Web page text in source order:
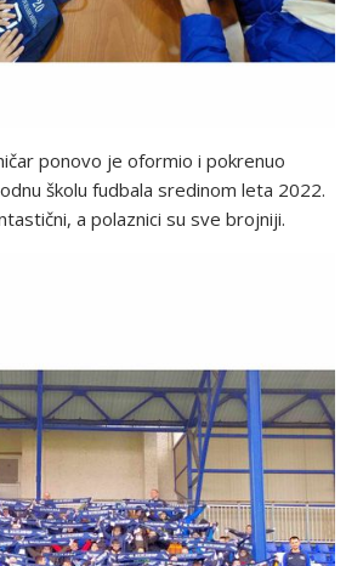
ponovo je oformio i pokrenuo
školu fudbala sredinom leta 2022.
a polaznici su sve brojniji.